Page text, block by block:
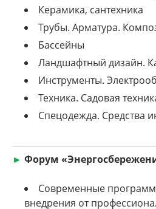
Керамика, сантехника
Трубы. Арматура.
Бассейны
Ландшафтный дизайн.
Инструменты.
Техника. Садовая
Спецодежда. Средства
► Форум
Современные
внедрения от